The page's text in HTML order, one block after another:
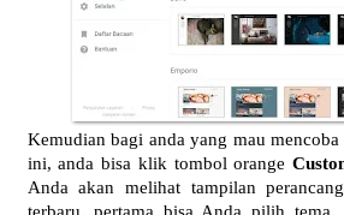
Kemudian bagi anda yang mau
ini, anda bisa klik tombol orange
Anda akan melihat tampilan